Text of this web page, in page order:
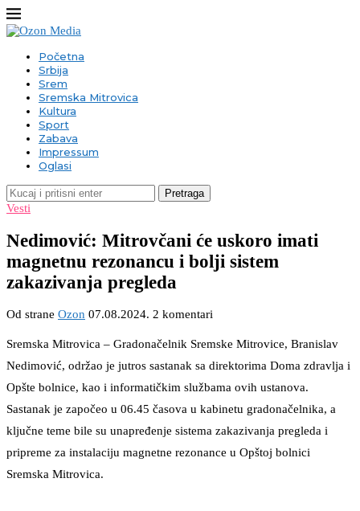
Početna
Srbija
Srem
Sremska Mitrovica
Kultura
Sport
Zabava
Impressum
Oglasi
Pretraga
Vesti
Nedimović: Mitrovčani će uskoro imati
magnetnu rezonancu i bolji sistem
zakazivanja pregleda
Od strane Ozon 07.08.2024. 2 komentari
Sremska Mitrovica – Gradonačelnik Sremske Mitrovice, Branislav
Nedimović, održao je jutros sastanak sa direktorima Doma zdravlja i
Opšte bolnice, kao i informatičkim službama ovih ustanova.
Sastanak je započeo u 06.45 časova u kabinetu gradonačelnika, a
ključne teme bile su unapređenje sistema zakazivanja pregleda i
pripreme za instalaciju magnetne rezonance u Opštoj bolnici
Sremska Mitrovica.